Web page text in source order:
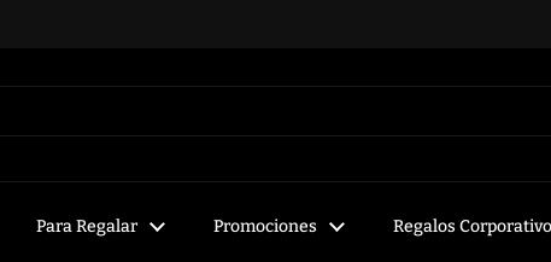
Para Regalar Promociones Regalos